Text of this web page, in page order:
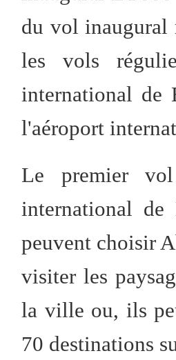
du vol inaugural
les vols
international de
l'aéroport
Le premier
international de
peuvent choisir
visiter les
la ville ou, ils
70 destinations